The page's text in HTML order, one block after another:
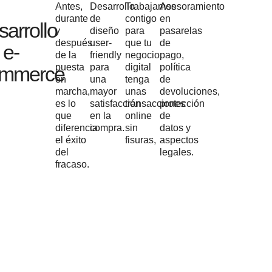
Antes,
durante
y
después
de la
puesta
en
marcha,
es lo
que
diferencia
el éxito
del
fracaso.
Desarrollo
de
diseño
user-
friendly
para
una
mayor
satisfacción
en la
compra.
Trabajamos
contigo
para
que tu
negocio
digital
tenga
unas
transacciones
online
sin
fisuras,
Asesoramiento
en
pasarelas
de
pago,
política
de
devoluciones,
protección
de
datos y
aspectos
legales.